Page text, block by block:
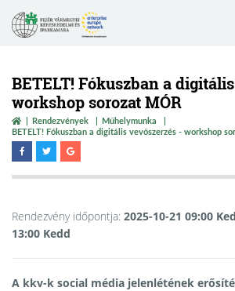
BETELT! Fókuszban a
workshop sorozat MÓR
Rendezvények
Műhelymunka
BETELT! Fókuszban a digitális vevőszerzés - workshop
Rendezvény időpontja: 2025-10-21 09:00
13:00 Kedd
A kkv-k social média jelenlétének